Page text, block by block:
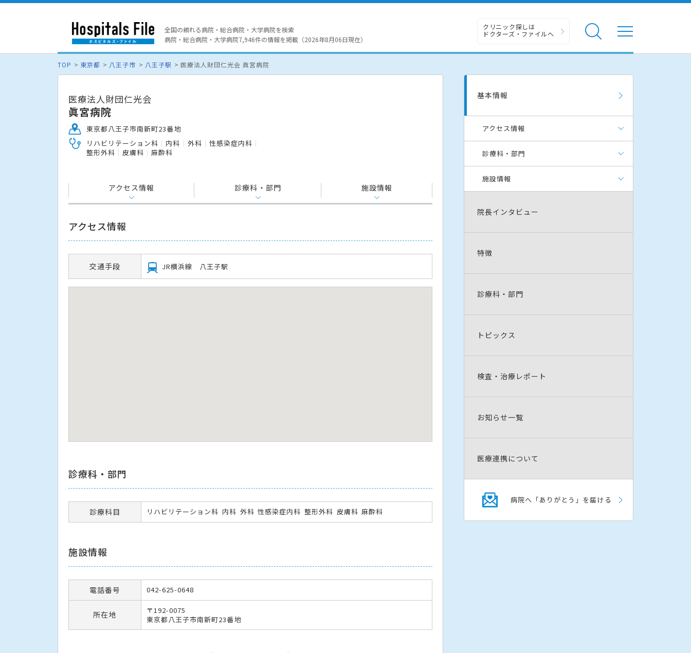
全国の頼れる病院・総合病院・大学病院を検索
病院・総合病院・大学病院7,946件の情報を掲載（2026年8月06日現在）
クリニック探しは
ドクターズ・ファイルへ
TOP 東京都 八王子市 八王子駅 医療法人財団仁光会 眞宮病院
医療法人財団仁光会
眞宮病院
東京都八王子市南新町23番地
リハビリテーション科
内科 外科
性感染症内科
整形外科
皮膚科 麻酔科
アクセス情報 診療科・部門 施設情報
アクセス情報
交通手段 JR横浜線 八王子駅
診療科・部門
診療科目 リハビリテーション科 内科 外科 性感染症内科 整形外科 皮膚科 麻酔科
施設情報
電話番号 042-625-0648
所在地
〒192-0075
東京都八王子市南新町23番地
基本情報
アクセス情報
診療科・部門
施設情報
院長インタビュー
特徴
診療科・部門
トピックス
検査・治療レポート
お知らせ一覧
医療連携について
病院へ「ありがとう」を届ける